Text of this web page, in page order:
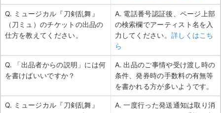
Q. ミュージカル『刀剣乱舞』
（刀ミュ）のチケットの出品の
仕方を教えてください。
A. 電話番号認証後、ページ上部
の検索欄でアーティスト名を入
力してください。 詳しくはこち
ら
Q. 「出品者からの説明」には何
を書けばいいですか？
A. 出品のご事情や受け渡し時の
条件、発券時の手数料の有無等
を書かれる方が多いようです。
Q. ミュージカル『刀剣乱舞』
A. 一度行った発送通知は取り消